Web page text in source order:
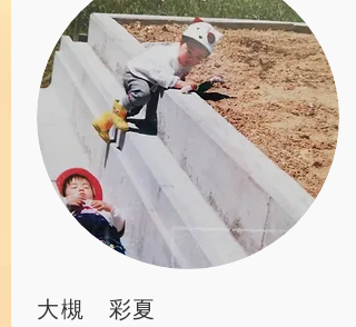
​大槻 彩夏